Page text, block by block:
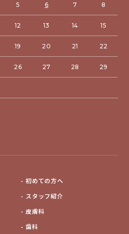
5 6 7 8
12 13 14 15
19 20 21 22
26 27 28 29
初めての方へ
スタッフ紹介
皮膚科
歯科